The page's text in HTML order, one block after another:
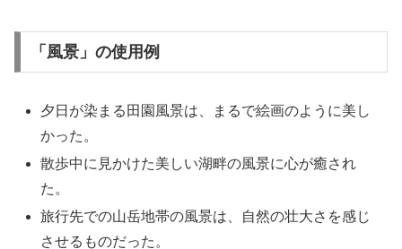
「風景」の使用例
夕日が染まる田園風景は、まるで絵画のように美し
かった。
散歩中に見かけた美しい湖畔の風景に心が癒され
た。
旅行先での山岳地帯の風景は、自然の壮大さを感じ
させるものだった。